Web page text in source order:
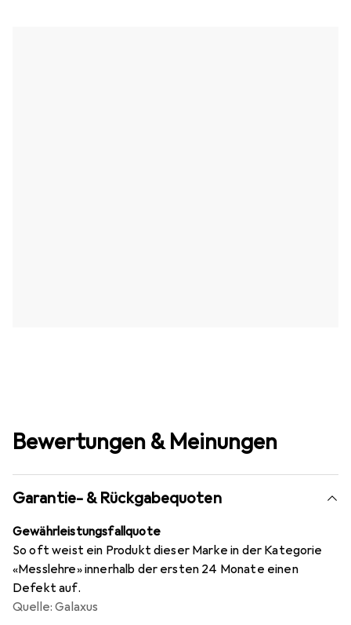
Bewertungen & Meinungen
Garantie- & Rückgabequoten
Gewährleistungsfallquote
So oft weist ein Produkt dieser Marke in der Kategorie
«Messlehre» innerhalb der ersten 24 Monate einen
Defekt auf.
Quelle: Galaxus